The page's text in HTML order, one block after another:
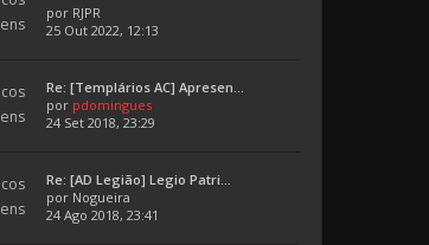
por RJPR
25 Out 2022, 12:13
Re: [Templários AC] Apresen...
por pdomingues
24 Set 2018, 23:29
Re: [AD Legião] Legio Patri...
por Nogueira
24 Ago 2018, 23:41